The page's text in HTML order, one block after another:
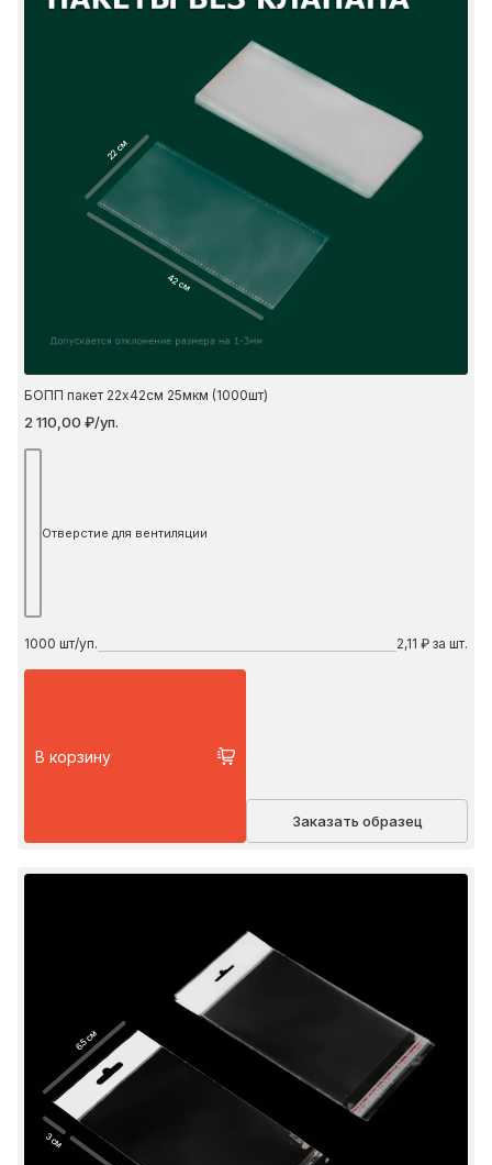
22 см
42 см
БОПП пакет 22х42см 25мкм (1000шт)
2 110,00 ₽/уп.
Отверстие для вентиляции
1000 шт/уп. 2,11 ₽ за шт.
В корзину
Заказать образец
6.5 см
3 см